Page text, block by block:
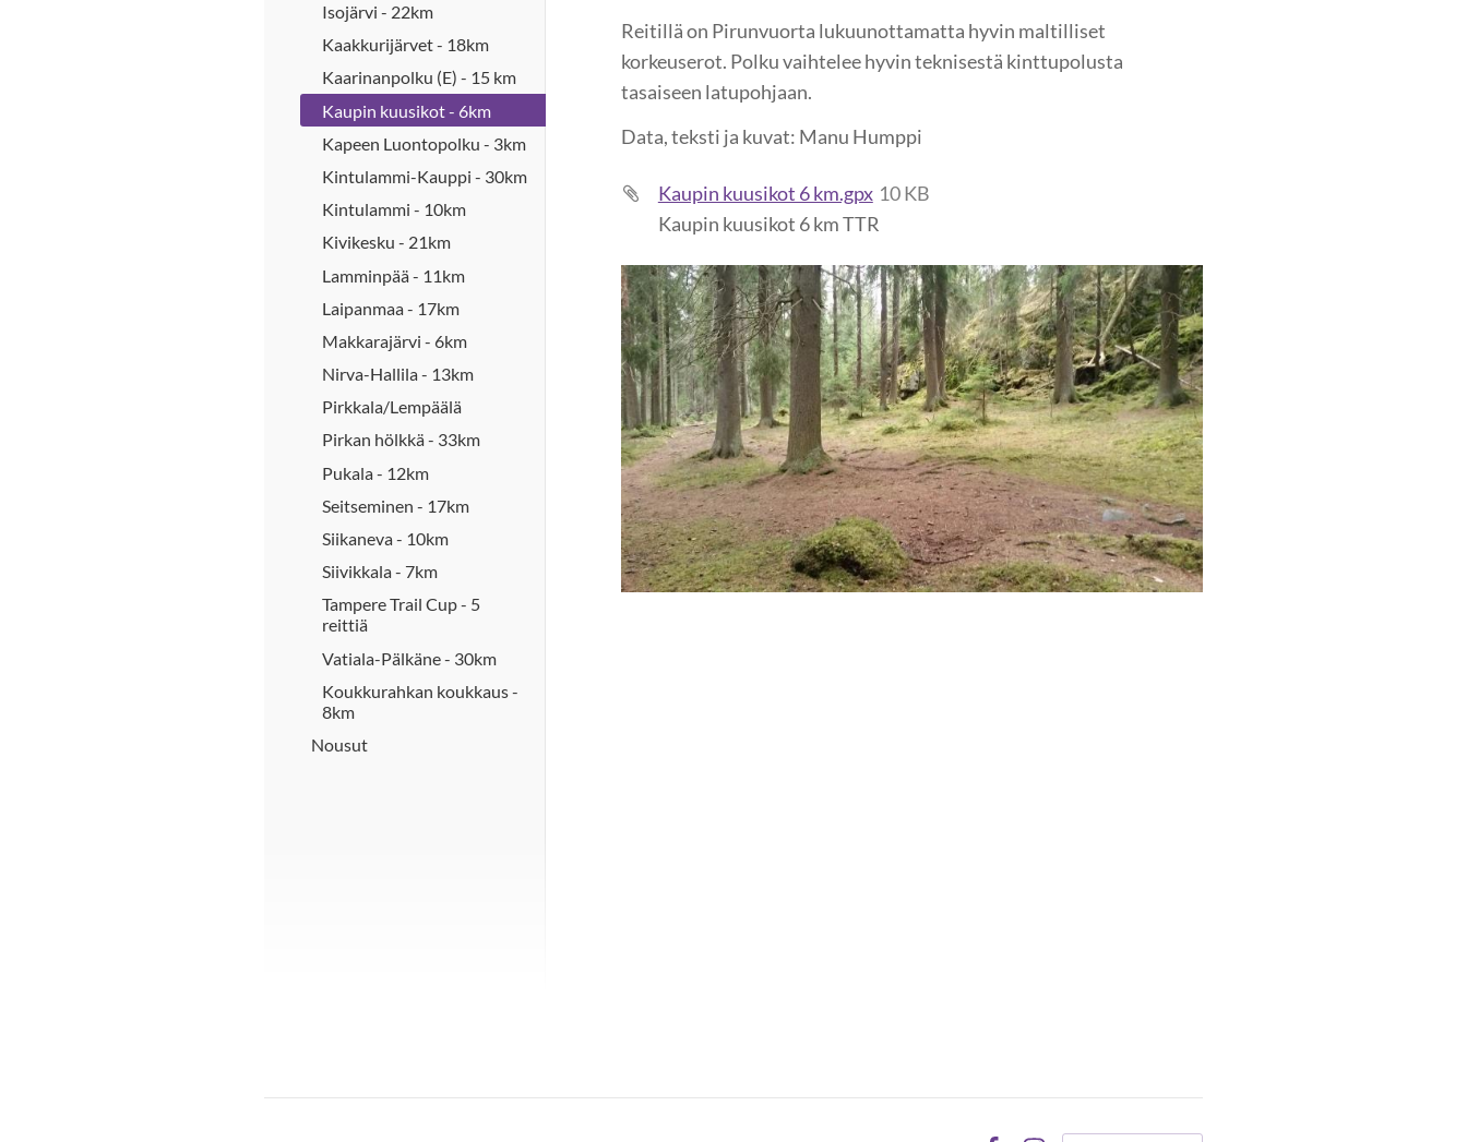
Isojärvi - 22km
Kaakkurijärvet - 18km
Kaarinanpolku (E) - 15 km
Kaupin kuusikot - 6km
Kapeen Luontopolku - 3km
Kintulammi-Kauppi - 30km
Kintulammi - 10km
Kivikesku - 21km
Lamminpää - 11km
Laipanmaa - 17km
Makkarajärvi - 6km
Nirva-Hallila - 13km
Pirkkala/Lempäälä
Pirkan hölkkä - 33km
Pukala - 12km
Seitseminen - 17km
Siikaneva - 10km
Siivikkala - 7km
Tampere Trail Cup - 5
reittiä
Vatiala-Pälkäne - 30km
Koukkurahkan koukkaus -
8km
Nousut
Reitillä on Pirunvuorta lukuunottamatta hyvin maltilliset
korkeuserot. Polku vaihtelee hyvin teknisestä kinttupolusta
tasaiseen latupohjaan.
Data, teksti ja kuvat: Manu Humppi
Kaupin kuusikot 6 km.gpx 10 KB
Kaupin kuusikot 6 km TTR